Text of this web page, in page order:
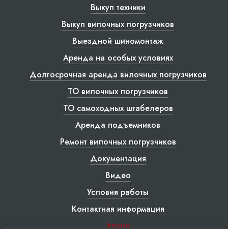
Выкуп техники
Выкуп вилочных погрузчиков
Выездной шиномонтаж
Аренда на особых условиях
Долгосрочная аренда вилочных погрузчиков
ТО вилочных погрузчиков
ТО самоходных штабелеров
Аренда подъемников
Ремонт вилочных погрузчиков
Документация
Видео
Условия работы
Контактная информация
Акции